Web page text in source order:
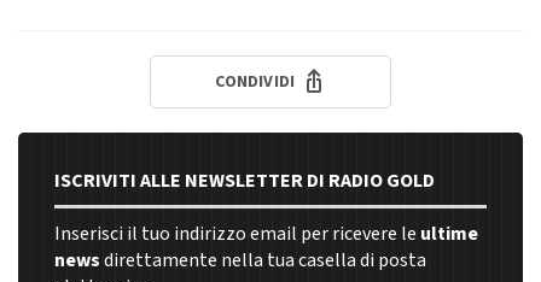
CONDIVIDI
ISCRIVITI ALLE NEWSLETTER DI RADIO GOLD
Inserisci il tuo indirizzo email per ricevere le ultime
newsdirettamente nella tua casella di posta